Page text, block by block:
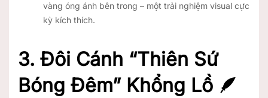
vàng óng ánh bên trong – một trải nghiệm visual cực
kỳ kích thích.
3. Đôi Cánh “Thiên Sứ
Bóng Đêm” Khổng Lồ 🪶